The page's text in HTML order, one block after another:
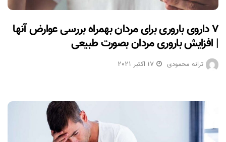
۷ داروی باروری برای مردان بهمراه بررسی عوارض آنها
| افزایش باروری مردان بصورت طبیعی
ترانه محمودی 17 اکتبر 2021